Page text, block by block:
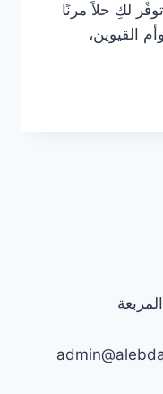
لكِ حلاً مرنًا
القيوين،